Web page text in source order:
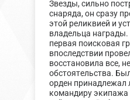
Звезды, сильно
снаряда, он сразу
этой реликвией и
владельца
первая поисковая
впоследствии
восстановила все,
обстоятельства.
орден принадлежал
командиру